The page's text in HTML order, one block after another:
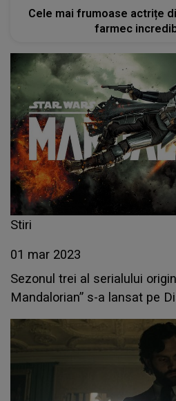
Cele mai frumoase actrițe
farmec
Stiri
01 mar 2023
Sezonul trei al serialului
Mandalorian” s-a lansat pe